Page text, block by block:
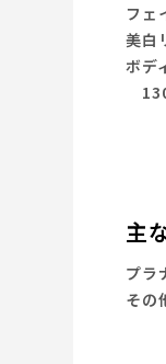
フ
美白
ボデ
主
プラ
その